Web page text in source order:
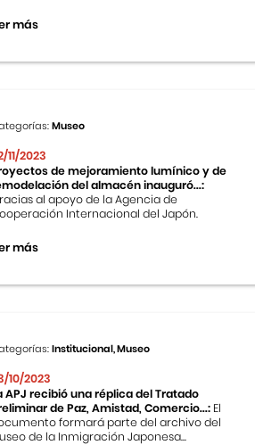
más
Museo
11/2023
de mejoramiento lumínico y de
del almacén inauguró...:
al apoyo de la Agencia de
Internacional del Japón.
más
Institucional, Museo
10/2023
APJ recibió una réplica del Tratado
de Paz, Amistad, Comercio...: El
formará parte del archivo del
de la Inmigración Japonesa...